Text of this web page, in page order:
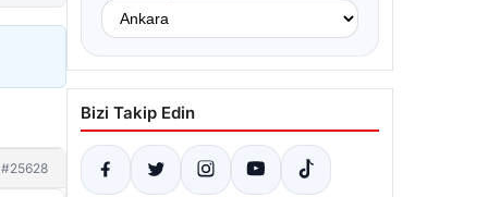
#25628
Bizi Takip Edin